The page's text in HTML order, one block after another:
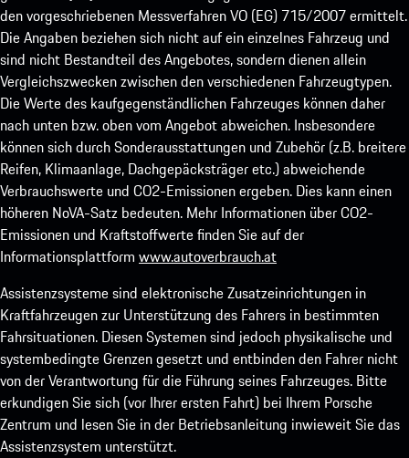
den vorgeschriebenen Messverfahren VO (EG) 715/2007 ermittelt.
Die Angaben beziehen sich nicht auf ein einzelnes Fahrzeug und
sind nicht Bestandteil des Angebotes, sondern dienen allein
Vergleichszwecken zwischen den verschiedenen Fahrzeugtypen.
Die Werte des kaufgegenständlichen Fahrzeuges können daher
nach unten bzw. oben vom Angebot abweichen. Insbesondere
können sich durch Sonderausstattungen und Zubehör (z.B. breitere
Reifen, Klimaanlage, Dachgepäcksträger etc.) abweichende
Verbrauchswerte und CO2-Emissionen ergeben. Dies kann einen
höheren NoVA-Satz bedeuten. Mehr Informationen über CO2-
Emissionen und Kraftstoffwerte finden Sie auf der
Informationsplattform www.autoverbrauch.at
Assistenzsysteme sind elektronische Zusatzeinrichtungen in
Kraftfahrzeugen zur Unterstützung des Fahrers in bestimmten
Fahrsituationen. Diesen Systemen sind jedoch physikalische und
systembedingte Grenzen gesetzt und entbinden den Fahrer nicht
von der Verantwortung für die Führung seines Fahrzeuges. Bitte
erkundigen Sie sich (vor Ihrer ersten Fahrt) bei Ihrem Porsche
Zentrum und lesen Sie in der Betriebsanleitung inwieweit Sie das
Assistenzsystem unterstützt.